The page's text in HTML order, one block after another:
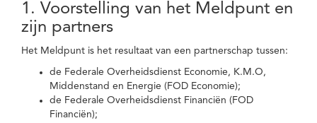
1. Voorstelling van het Meldpunt en
zijn partners
Het Meldpunt is het resultaat van een partnerschap tussen:
de Federale Overheidsdienst Economie, K.M.O,
Middenstand en Energie (FOD Economie);
de Federale Overheidsdienst Financiën (FOD
Financiën);